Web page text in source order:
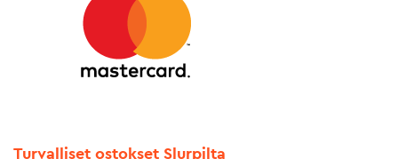
Turvalliset ostokset Slurpilta